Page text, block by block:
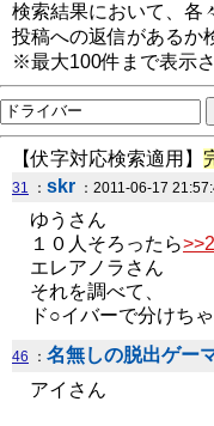
検索結果において、各
投稿への返信があるか
※最大100件まで表示さ
【伏字対応検索適用】
31 ： skr ：2011-06-17
ゆうさん
１０人そろったら
エレアノラさん
それを調べて、
ド○イバーで分けち
46 ： 名無しの脱出ゲー
アイさん